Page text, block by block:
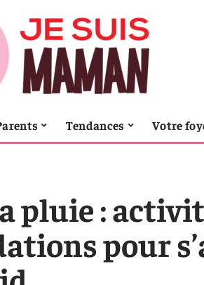
Tendances Votre
pluie :
pour